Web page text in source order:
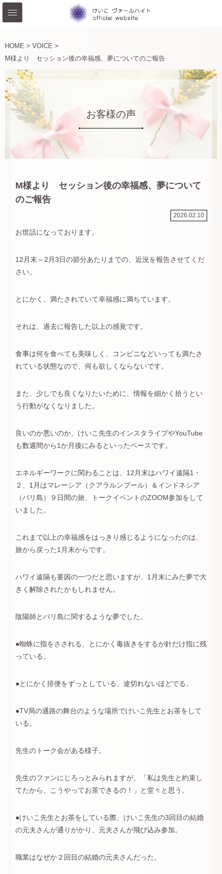
HOME > VOICE >
M様より セッション後の幸福感、夢についてのご報告
お客様の声
M様より セッション後の幸福感、夢について
のご報告
2026.02.10
お世話になっております。
12月末～2月3日の節分あたりまでの、近況を報告させてくだ
さい。
とにかく、満たされていて幸福感に満ちています。
それは、過去に報告した以上の感覚です。
食事は何を食べても美味しく、コンビニなどいっても満たさ
れている状態なので、何も欲しくならないです。
また、少しでも良くなりたいために、情報を細かく拾うとい
う行動がなくなりました。
良いのか悪いのか、けいこ先生のインスタライブやYouTube
も数週間から1か月後にみるといったペースです。
エネルギーワークに関わることは、12月末はハワイ遠隔1・
２、1月はマレーシア（クアラルンプール）＆インドネシア
（バリ島）９日間の旅、トークイベントのZOOM参加をして
いました。
これまで以上の幸福感をはっきり感じるようになったのは、
旅から戻った1月末からです。
ハワイ遠隔も要因の一つだと思いますが、1月末にみた夢で大
きく解除されたかもしれません。
陰陽師とバリ島に関するような夢でした。
●蜘蛛に指をさされる、とにかく毒抜きをするが針だけ指に残
っている。
●とにかく排便をずっとしている、途切れないほどでる。
●TV局の通路の舞台のような場所でけいこ先生とお茶をして
いる。
先生のトーク会がある様子。
先生のファンにじろっとみられますが、「私は先生と約束し
てたから、こうやってお茶できるの！」と堂々と思う。
●けいこ先生とお茶をしている際、けいこ先生の3回目の結婚
の元夫さんが通りがかり、元夫さんが飛び込み参加。
職業はなぜか２回目の結婚の元夫さんだった。